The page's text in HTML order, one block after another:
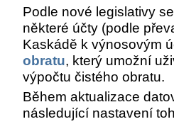
Podle nové legislativy
některé účty (podle
Kaskádě k výnosovým
obratu, který umožní
výpočtu čistého obratu.
Během aktualizace
následující nastavení